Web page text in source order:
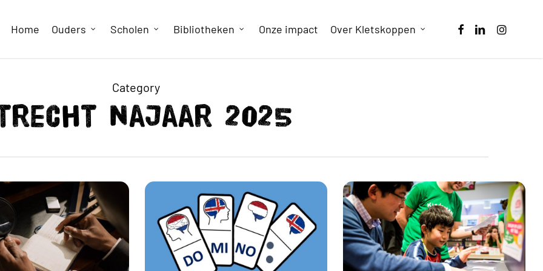
Home Ouders Scholen Bibliotheken Onze impact Over Kletskoppen facebooklinkedininstagram
Category
najaar 2025